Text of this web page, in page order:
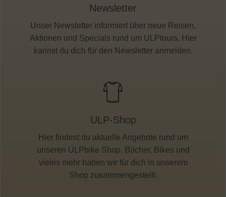
Newsletter
Unser Newsletter informiert über neue Reisen,
Aktionen und Specials rund um ULPtours. Hier
kannst du dich für den Newsletter anmelden.
ULP-Shop
Hier findest du aktuelle Angebote rund um
unseren ULPbike Shop. Bücher, Bikes und
vieles mehr haben wir für dich in unserem
Shop zusammengestellt.